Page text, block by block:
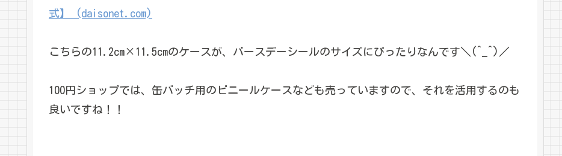
式】 (daisonet.com)
こちらの11.2cm×11.5cmのケースが、バースデーシールのサイズにぴったりなんです＼(^_^)／
100円ショップでは、缶バッチ用のビニールケースなども売っていますので、それを活用するのも
良いですね！！